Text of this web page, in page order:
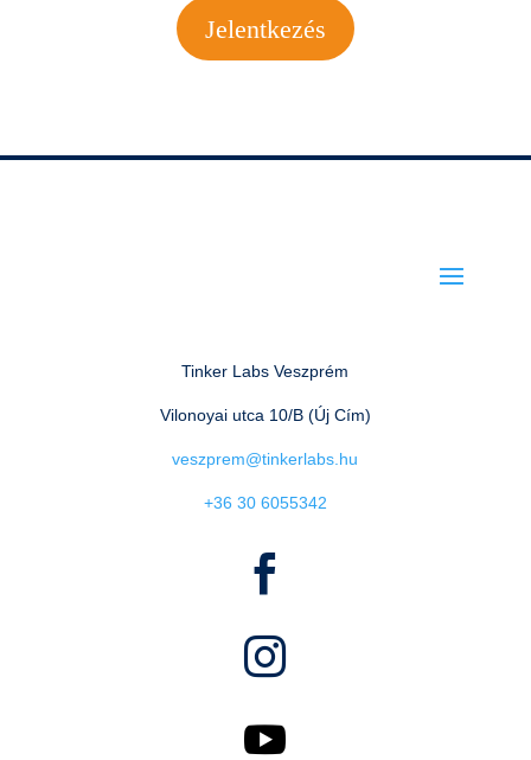
Jelentkezés
Tinker Labs Veszprém
Vilonoyai utca 10/B (Új Cím)
veszprem@tinkerlabs.hu
+36 30 6055342


